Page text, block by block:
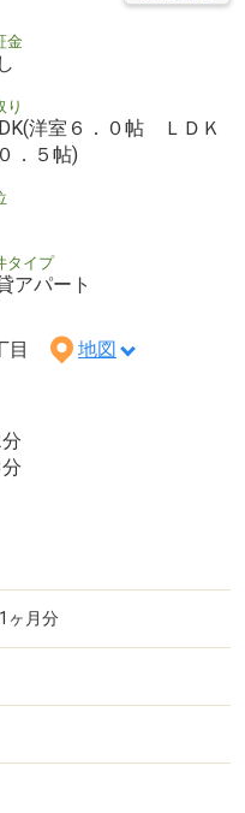
金
り
洋室６．０帖 ＬＤＫ
．５帖)
タイプ
アパート
目 地図
ヶ月分